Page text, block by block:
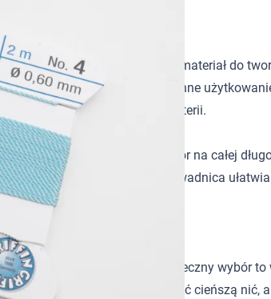
turkusowy
to praktyczny materiał do
i dobrą odporność na codzienne
dobrą stabilność gotowej biżuterii.
uzyskać równomierny kolor na całej
skręcana i giętka prowadnica
otworu, ale praktyczny i bezpieczny wybór
nierówny nawiert , lepiej wybrać cieńszą